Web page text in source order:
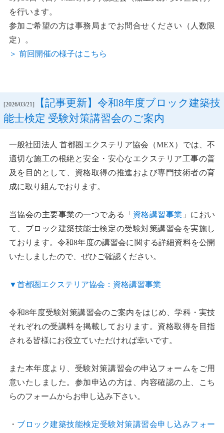
を行います。
参加ご希望の方は事務局までお問合せください（人数限
定）。
＞ 前回開催の様子はこちら
[2026/03/21]
【記事更新】令和8年度ブロック建築技
能士検定 受験対策講習会のご案内
一般社団法人 首都圏エクステリア協会（MEX）では、不
適切な施工の根絶と安全・安心なエクステリア工事の普
及を目的として、資格取得の推進および専門技術者の育
成に取り組んでおります。
当協会の主要事業の一つである「 資格講習事業 」におい
て、ブロック建築技能士検定の受験対策講習会を実施し
ております。令和8年度の講習会に関する詳細資料を公開
いたしましたので、ぜひご確認ください。
▼首都圏エクステリア協会：資格講習事業
令和8年度受験対策講習会のご案内をはじめ、学科・実技
それぞれの受講料を掲載しております。資格取得を目指
される皆様にお役立ていただければ幸いです。
また本年度より、受験対策講習会の申込フォームをご用
意いたしました。参加申込の方は、内容確認の上、こち
らのフォームからお申し込み下さい。
・ ブロック建築技能検定受験対策講習会申し込みフォー